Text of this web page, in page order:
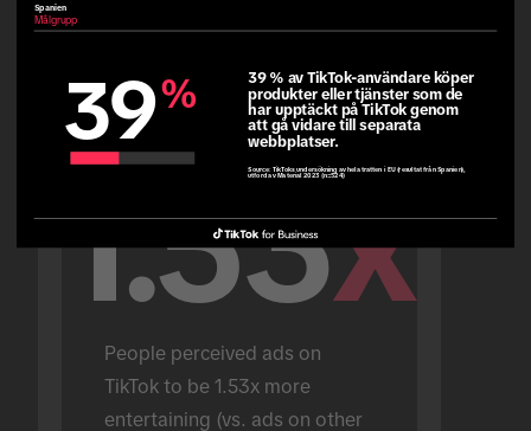
Målgrupp
1.53x
People perceived ads on
TikTok to be 1.53x more
entertaining (vs. ads on other
Spanien
Målgrupp
39%
39 % av TikTok-användare köper
produkter eller tjänster som de
har upptäckt på TikTok genom
att gå vidare till separata
webbplatser.
Source: TikToks undersökning av hela tratten i EU (resultat från Spanien),
utförd av Material 2023 (n=524)